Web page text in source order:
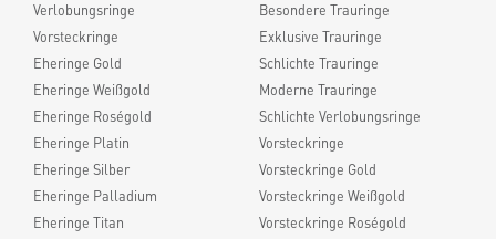
Verlobungsringe
Vorsteckringe
Eheringe Gold
Eheringe Weißgold
Eheringe Roségold
Eheringe Platin
Eheringe Silber
Eheringe Palladium
Eheringe Titan
Besondere Trauringe
Exklusive Trauringe
Schlichte Trauringe
Moderne Trauringe
Schlichte Verlobungsringe
Vorsteckringe
Vorsteckringe Gold
Vorsteckringe Weißgold
Vorsteckringe Roségold